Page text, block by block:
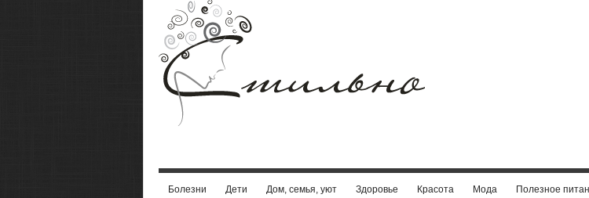
Болезни Дети Дом, семья, уют Здоровье Красота Мода Полезное